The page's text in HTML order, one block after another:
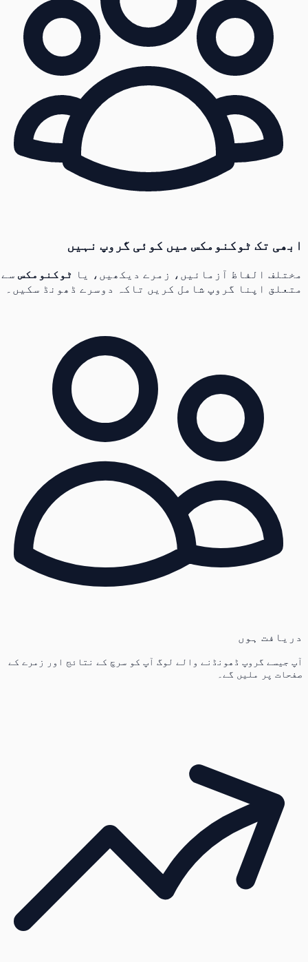
ابھی تک ٹوکنومکس میں کوئی گروپ نہیں
مختلف الفاظ آزمائیں، زمرے دیکھیں، یا ٹوکنومکسسے
متعلق اپنا گروپ شامل کریں تاکہ دوسرے ڈھونڈ سکیں۔
دریافت ہوں
آپ جیسے گروپ ڈھونڈنے والے لوگ آپ کو سرچ کے نتائج اور زمرے کے
صفحات پر ملیں گے۔